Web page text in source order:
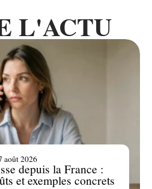
L'ACTU
depuis la France :
et exemples concrets
août 2026